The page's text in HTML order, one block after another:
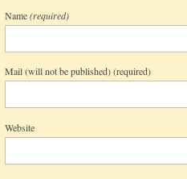
Name(required)
Mail (will not be published) (required)
Website